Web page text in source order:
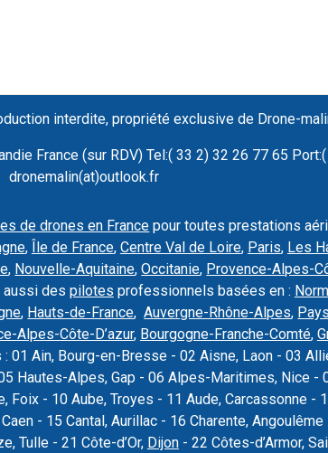
interdite, propriété exclusive de Drone-
France (sur RDV) Tel:( 33 2) 32 26 77 65
dronemalin(at)outlook.fr
de drones en France pour toutes prestations
, Île de France, Centre Val de Loire, Paris, Les
, Nouvelle-Aquitaine,Occitanie, Provence-Alpes-
aussi des pilotes professionnels basées en :
, Hauts-de-France,Auvergne-Rhône-Alpes,
Alpes-Côte-D’azur, Bourgogne-Franche-Comté,
01 Ain, Bourg-en-Bresse - 02 Aisne, Laon - 03
Hautes-Alpes, Gap - 06 Alpes-Maritimes, Nice -
- 10 Aube, Troyes - 11 Aude, Carcassonne -
- 15 Cantal, Aurillac - 16 Charente,
Tulle - 21 Côte-d’Or, Dijon- 22 Côtes-d’Armor,